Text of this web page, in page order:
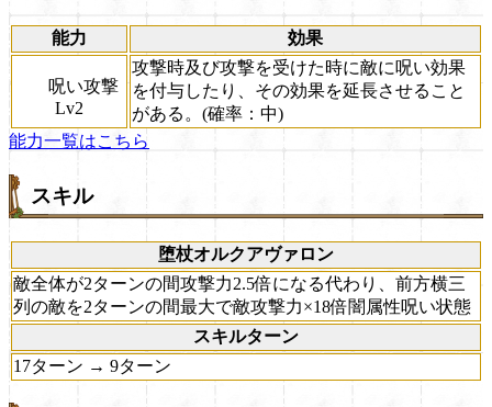
能力 効果
呪い攻撃
Lv2
攻撃時及び攻撃を受けた時に敵に呪い効果
を付与したり、その効果を延長させること
がある。(確率：中)
能力一覧はこちら
スキル
堕杖オルクアヴァロン
敵全体が2ターンの間攻撃力2.5倍になる代わり、前方横三
列の敵を2ターンの間最大で敵攻撃力×18倍闇属性呪い状態
スキルターン
17ターン → 9ターン